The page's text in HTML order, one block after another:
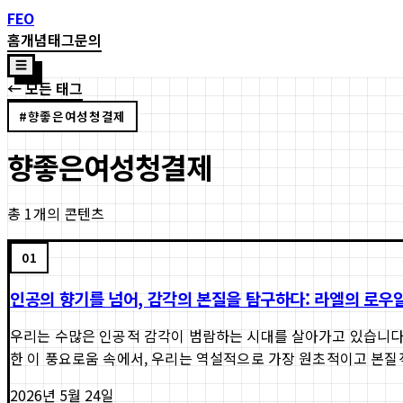
FEO
홈개념태그문의
☰
← 모든 태그
#향좋은여성청결제
향좋은여성청결제
총 1개의 콘텐츠
01
인공의 향기를 넘어, 감각의 본질을 탐구하다: 라엘의 로우
우리는 수많은 인공적 감각이 범람하는 시대를 살아가고 있습
한 이 풍요로움 속에서, 우리는 역설적으로 가장 원초적이고 본
2026년 5월 24일